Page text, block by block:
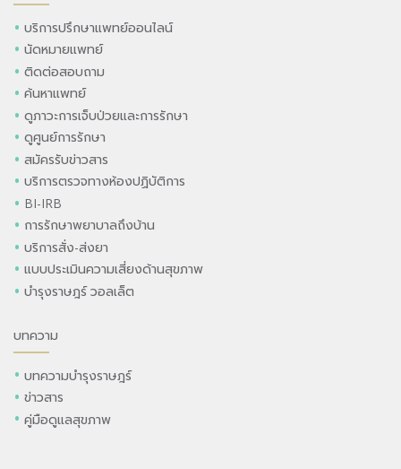
บริการปรึกษาแพทย์ออนไลน์
นัดหมายแพทย์
ติดต่อสอบถาม
ค้นหาแพทย์
ดูภาวะการเจ็บป่วยและการรักษา
ดูศูนย์การรักษา
สมัครรับข่าวสาร
บริการตรวจทางห้องปฏิบัติการ
BI-IRB
การรักษาพยาบาลถึงบ้าน
บริการสั่ง-ส่งยา
แบบประเมินความเสี่ยงด้านสุขภาพ
บำรุงราษฎร์ วอลเล็ต
บทความ
บทความบำรุงราษฎร์
ข่าวสาร
คู่มือดูแลสุขภาพ